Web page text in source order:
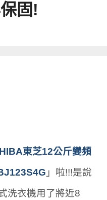
固!
東芝12公斤變頻
」啦!!!是說
洗衣機用了將近8